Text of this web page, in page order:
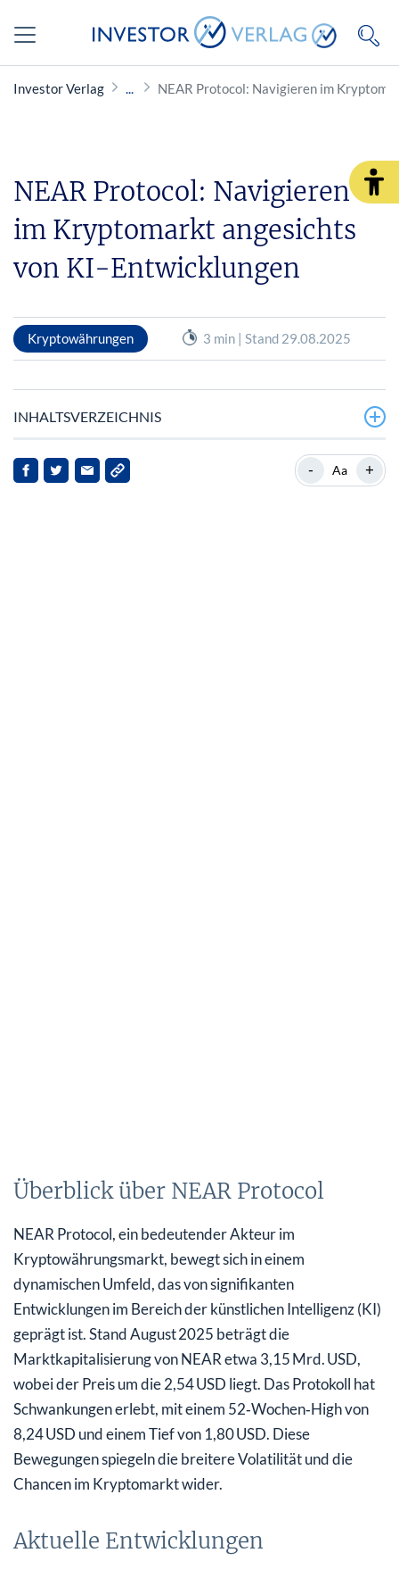
Investor Verlag NEAR Protocol: Navigieren im
NEAR Protocol: Navigieren
im Kryptomarkt angesichts
von KI-Entwicklungen
Kryptowährungen 3 min | Stand 29.08.2025
INHALTSVERZEICHNIS
Überblick über NEAR Protocol
- Aa +
Überblick über NEAR Protocol
NEAR Protocol, ein bedeutender Akteur im
Kryptowährungsmarkt, bewegt sich in einem
dynamischen Umfeld, das von signifikanten
Entwicklungen im Bereich der künstlichen Intelligenz (KI)
geprägt ist. Stand August 2025 beträgt die
Marktkapitalisierung von NEAR etwa 3,15 Mrd. USD,
wobei der Preis um die 2,54 USD liegt. Das Protokoll hat
Schwankungen erlebt, mit einem 52‑Wochen‑High von
8,24 USD und einem Tief von 1,80 USD. Diese
Bewegungen spiegeln die breitere Volatilität und die
Chancen im Kryptomarkt wider.
Aktuelle Entwicklungen